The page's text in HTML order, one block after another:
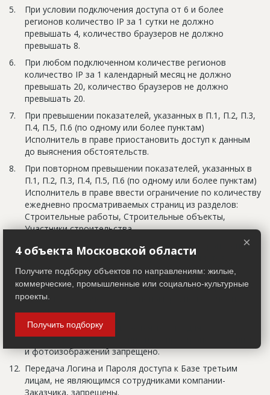
При условии подключения доступа от 6 и более
регионов количество IP за 1 сутки не должно
превышать 4, количество браузеров не должно
превышать 8.
При любом подключенном количестве регионов
количество IP за 1 календарный месяц не должно
превышать 20, количество браузеров не должно
превышать 20.
При превышении показателей, указанных в П.1, П.2, П.3,
П.4, П.5, П.6 (по одному или более пунктам)
Исполнитель в праве приостановить доступ к данным
до выяснения обстоятельств.
При повторном превышении показателей, указанных в
П.1, П.2, П.3, П.4, П.5, П.6 (по одному или более пунктам)
Исполнитель в праве ввести ограничение по количеству
ежедневно просматриваемых страниц из разделов:
Строительные работы, Строительные объекты,
Участники строительства.
Исполнитель информирует Заказчика об ограничении
доступа к Базе письмом, которое отправляется на
электронную почту Заказчика.
Количество учетных записей, на которые открывается
подписка к оплаченным регионам, равно количеству
оплаченных регионов.
Информация предоставляется только для
ознакомления, копирование и распространение данных
и фотоизображений запрещено.
Передача Логина и Пароля доступа к Базе третьим
лицам, не являющимся сотрудниками компании-
Заказчика, запрещены.
×
4 объекта Московской области
Получите подборку объектов по направлениям: жилые,
коммерческие, промышленные или социально-культурные
проекты.
Получить подборку